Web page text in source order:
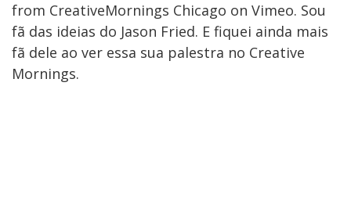
from CreativeMornings Chicago on Vimeo. Sou
fã das ideias do Jason Fried. E fiquei ainda mais
fã dele ao ver essa sua palestra no Creative
Mornings.